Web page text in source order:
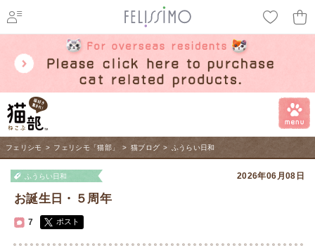
フェリシモ > フェリシモ「猫部」 > 猫ブログ > ふうらい日和
ふうらい日和 2026年06月08日
お誕生日・５周年
7 ポスト